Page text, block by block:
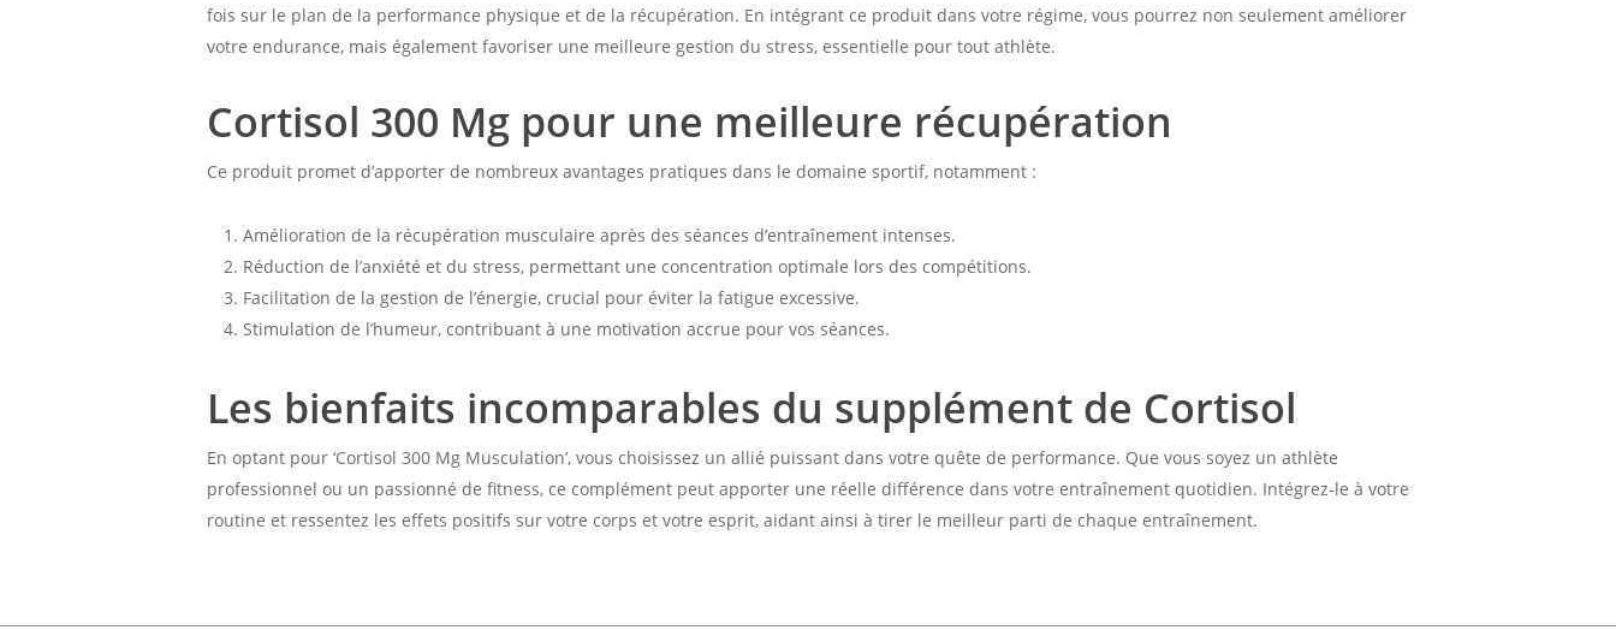
fois sur le plan de la performance physique et de la récupération. En intégrant ce produit dans votre régime, vous pourrez non seulement améliorer
votre endurance, mais également favoriser une meilleure gestion du stress, essentielle pour tout athlète.
Cortisol 300 Mg pour une meilleure récupération
Ce produit promet d’apporter de nombreux avantages pratiques dans le domaine sportif, notamment :
Amélioration de la récupération musculaire après des séances d’entraînement intenses.
Réduction de l’anxiété et du stress, permettant une concentration optimale lors des compétitions.
Facilitation de la gestion de l’énergie, crucial pour éviter la fatigue excessive.
Stimulation de l’humeur, contribuant à une motivation accrue pour vos séances.
Les bienfaits incomparables du supplément de Cortisol
En optant pour ‘Cortisol 300 Mg Musculation’, vous choisissez un allié puissant dans votre quête de performance. Que vous soyez un athlète
professionnel ou un passionné de fitness, ce complément peut apporter une réelle différence dans votre entraînement quotidien. Intégrez-le à votre
routine et ressentez les effets positifs sur votre corps et votre esprit, aidant ainsi à tirer le meilleur parti de chaque entraînement.